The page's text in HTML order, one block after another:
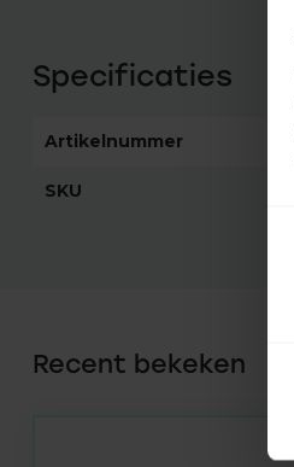
Specificaties
Artikelnummer
SKU
Recent bekeken